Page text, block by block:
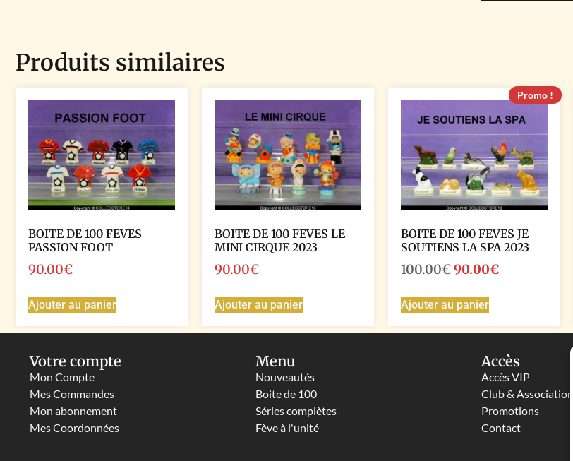
Produits similaires
BOITE DE 100 FEVES
PASSION FOOT
90.00€
Ajouter au panier
BOITE DE 100 FEVES LE
MINI CIRQUE 2023
90.00€
Ajouter au panier
Promo !
BOITE DE 100 FEVES JE
SOUTIENS LA SPA 2023
100.00€90.00€
Ajouter au panier
Votre compte
Mon Compte
Mes Commandes
Mon abonnement
Mes Coordonnées
Menu
Nouveautés
Boite de 100
Séries complètes
Fève à l'unité
Accès
Accès VIP
Club & Associations
Promotions
Contact